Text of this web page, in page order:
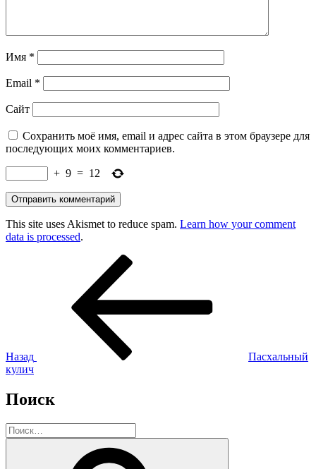
Имя *
Email *
Сайт
Сохранить моё имя, email и адрес сайта в этом браузере для
последующих моих комментариев.
+ 9 = 12
This site uses Akismet to reduce spam. Learn how your comment
data is processed.
Назад
Пасхальный
кулич
Поиск
Искать: